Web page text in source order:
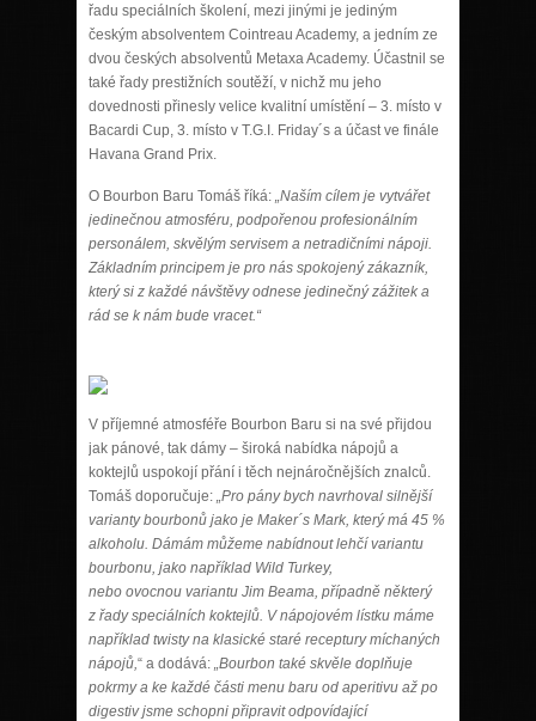
řadu speciálních školení, mezi jinými je jediným
českým absolventem Cointreau Academy, a jedním ze
dvou českých absolventů Metaxa Academy. Účastnil se
také řady prestižních soutěží, v nichž mu jeho
dovednosti přinesly velice kvalitní umístění – 3. místo v
Bacardi Cup, 3. místo v T.G.I. Friday´s a účast ve finále
Havana Grand Prix.
O Bourbon Baru Tomáš říká: „Naším cílem je vytvářet
jedinečnou atmosféru, podpořenou profesionálním
personálem, skvělým servisem a netradičními nápoji.
Základním principem je pro nás spokojený zákazník,
který si z každé návštěvy odnese jedinečný zážitek a
rád se k nám bude vracet.“
V příjemné atmosféře Bourbon Baru si na své přijdou
jak pánové, tak dámy – široká nabídka nápojů a
koktejlů uspokojí přání i těch nejnáročnějších znalců.
Tomáš doporučuje: „Pro pány bych navrhoval silnější
varianty bourbonů jako je Maker´s Mark, který má 45 %
alkoholu. Dámám můžeme nabídnout lehčí variantu
bourbonu, jako například Wild Turkey,
nebo ovocnou variantu Jim Beama, případně některý
z řady speciálních koktejlů. V nápojovém lístku máme
například twisty na klasické staré receptury míchaných
nápojů,“ a dodává: „Bourbon také skvěle doplňuje
pokrmy a ke každé části menu baru od aperitivu až po
digestiv jsme schopni připravit odpovídající